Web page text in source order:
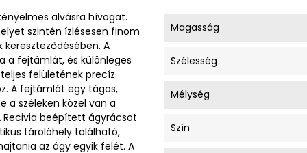
alvásra hívogat.
szintén ízlésesen finom
A
a fejtámlát, és különleges
felületének precíz
A fejtámlát egy tágas,
a széleken közel van a
Recivia beépített ágyrácsot
tárolóhely található,
az ágy egyik felét. A
Magasság
Szélesség
Mélység
Szín